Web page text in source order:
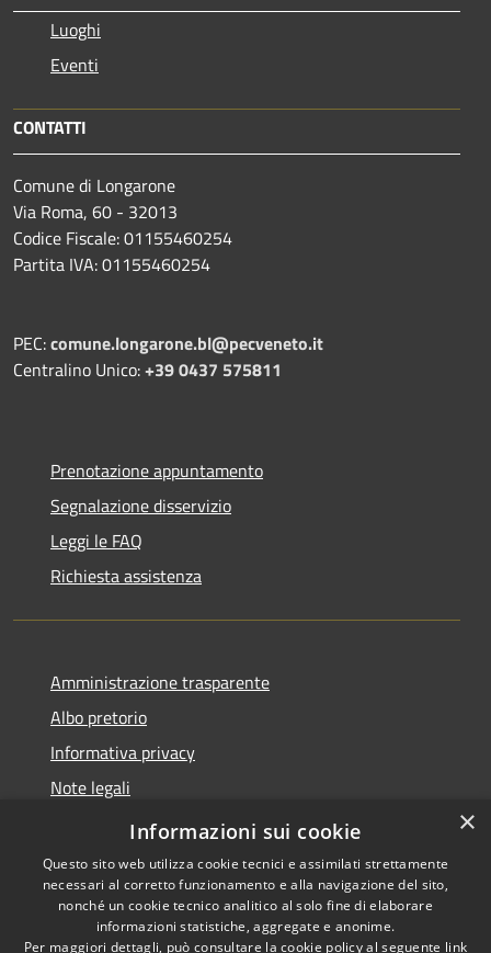
Luoghi
Eventi
CONTATTI
Comune di Longarone
Via Roma, 60 - 32013
Codice Fiscale: 01155460254
Partita IVA: 01155460254
PEC:comune.longarone.bl@pecveneto.it
Centralino Unico:+39 0437 575811
Prenotazione appuntamento
Segnalazione disservizio
Leggi le FAQ
Richiesta assistenza
Amministrazione trasparente
Albo pretorio
Informativa privacy
Note legali
Dichiarazione di accessibilità
Copyright © 2026 • Comune di
×
Informazioni sui cookie
Questo sito web utilizza cookie tecnici e assimilati strettamente
necessari al corretto funzionamento e alla navigazione del sito,
nonché un cookie tecnico analitico al solo fine di elaborare
informazioni statistiche, aggregate e anonime.
Per maggiori dettagli, può consultare la cookie policy al seguente link